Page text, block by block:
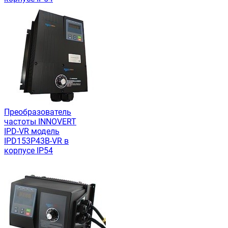
Преобразователь
частоты INNOVERT
IРD-VR модель
IPD153P43B-VR в
корпусе IP54